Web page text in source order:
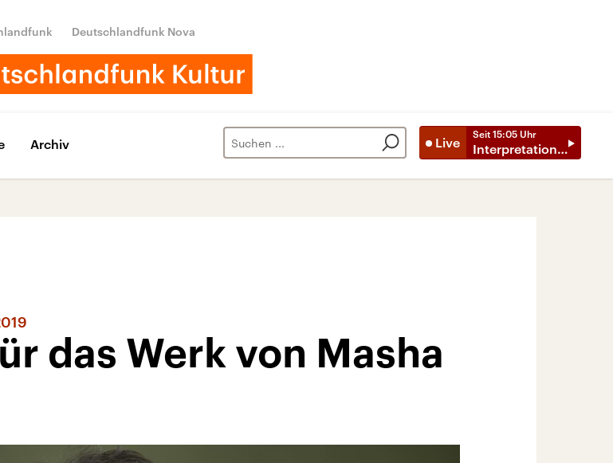
Deutschlandfunk Nova
Live
Seit 15:05 Uhr
Interpretationen
Archiv
das Werk von Masha